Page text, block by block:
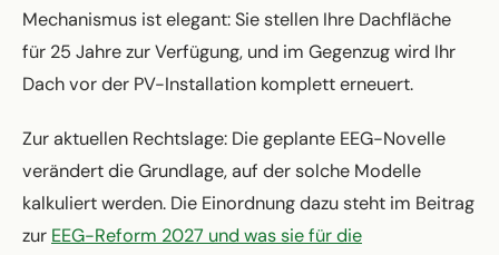
Mechanismus ist elegant: Sie stellen Ihre Dachfläche
für 25 Jahre zur Verfügung, und im Gegenzug wird Ihr
Dach vor der PV-Installation komplett erneuert.
Zur aktuellen Rechtslage: Die geplante EEG-Novelle
verändert die Grundlage, auf der solche Modelle
kalkuliert werden. Die Einordnung dazu steht im Beitrag
zur EEG-Reform 2027 und was sie für die